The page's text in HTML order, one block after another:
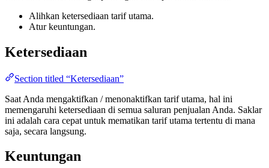
Alihkan ketersediaan tarif utama.
Atur keuntungan.
Ketersediaan
Section titled “Ketersediaan”
Saat Anda mengaktifkan / menonaktifkan tarif utama, hal ini
memengaruhi ketersediaan di semua saluran penjualan Anda. Saklar
ini adalah cara cepat untuk mematikan tarif utama tertentu di mana
saja, secara langsung.
Keuntungan